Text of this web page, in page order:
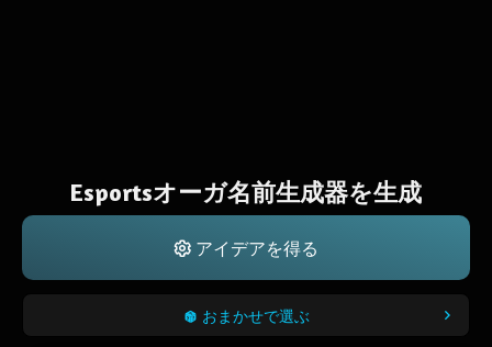
Esportsオーガ名前生成器を生成
アイデアを得る
おまかせで選ぶ